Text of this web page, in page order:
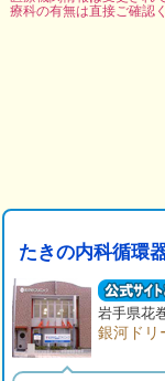
療科の有無は直接ご確認
たきの内科循環
岩手県花
銀河ドリ